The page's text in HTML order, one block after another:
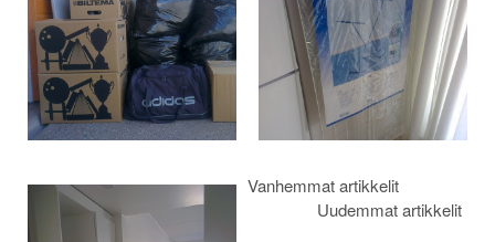
Vanhemmat artikkelit
Uudemmat artikkelit